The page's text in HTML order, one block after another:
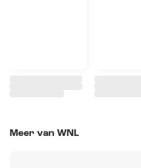
Meer van WNL